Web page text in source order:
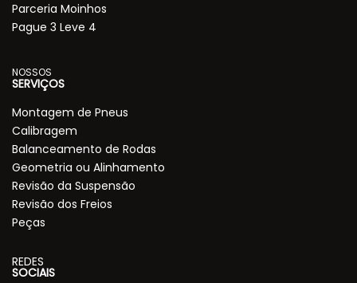
Parceria Moinhos
Pague 3 Leve 4
NOSSOS
SERVIÇOS
Montagem de Pneus
Calibragem
Balanceamento de Rodas
Geometria ou Alinhamento
Revisão da Suspensão
Revisão dos Freios
Peças
REDES
SOCIAIS